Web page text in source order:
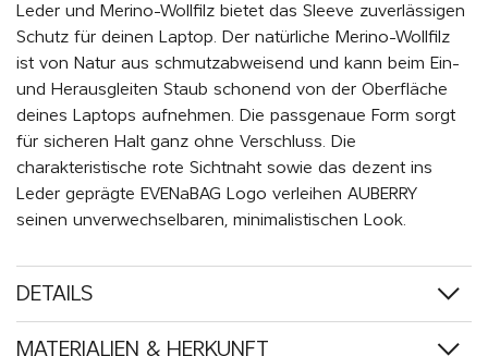
Leder und Merino-Wollfilz bietet das Sleeve zuverlässigen
Schutz für deinen Laptop. Der natürliche Merino-Wollfilz
ist von Natur aus schmutzabweisend und kann beim Ein-
und Herausgleiten Staub schonend von der Oberfläche
deines Laptops aufnehmen. Die passgenaue Form sorgt
für sicheren Halt ganz ohne Verschluss. Die
charakteristische rote Sichtnaht sowie das dezent ins
Leder geprägte EVENaBAG Logo verleihen AUBERRY
seinen unverwechselbaren, minimalistischen Look.
DETAILS
MATERIALIEN & HERKUNFT